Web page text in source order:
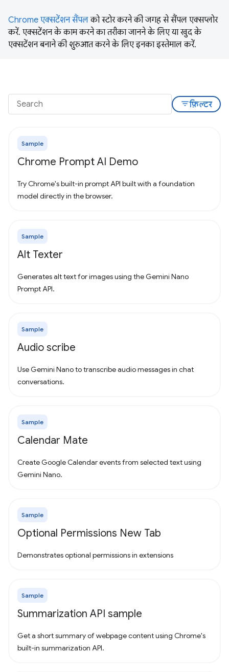
Chrome एक्सटेंशन सैंपलको स्टोर करने की जगह से सैंपल एक्सप्लोर
करें. एक्सटेंशन के काम करने का तरीका जानने के लिए या खुद के
एक्सटेंशन बनाने की शुरुआत करने के लिए इनका इस्तेमाल करें.
filter_listफ़िल्टर
Sample
Chrome Prompt AI Demo
Try Chrome's built-in prompt API built with a foundation
model directly in the browser.
Sample
Alt Texter
Generates alt text for images using the Gemini Nano
Prompt API.
Sample
Audio scribe
Use Gemini Nano to transcribe audio messages in chat
conversations.
Sample
Calendar Mate
Create Google Calendar events from selected text using
Gemini Nano.
Sample
Optional Permissions New Tab
Demonstrates optional permissions in extensions
Sample
Summarization API sample
Get a short summary of webpage content using Chrome's
built-in summarization API.